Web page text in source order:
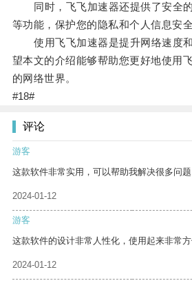
同时，飞飞加速器还提供了安全
等功能，保护您的隐私和个人信息安全
使用飞飞加速器是提升网络速度
望本文的介绍能够帮助您更好地使用
的网络世界。
#18#
评论
游客
这款软件非常实用，可以帮助我解决很多问题
2024-01-12
游客
这款软件的设计非常人性化，使用起来非常方
2024-01-12